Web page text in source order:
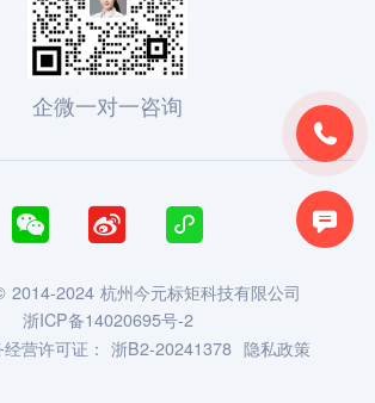


企微一对一咨询
  
2014-2024 杭州今元标矩科技有限公司
浙ICP备14020695号-2
营许可证： 浙B2-20241378 隐私政策